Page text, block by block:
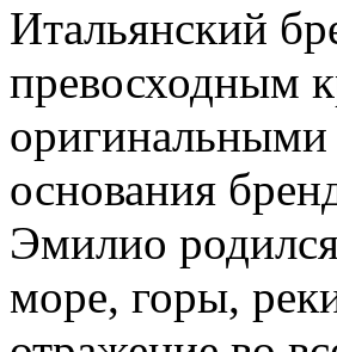
Итальянский
превосходным
основания
Эмилио
море, горы,